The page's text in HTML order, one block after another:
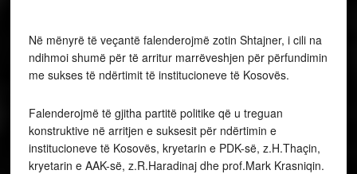
Në mënyrë të veçantë falenderojmë zotin Shtajner, i cili na
ndihmoi shumë për të arritur marrëveshjen për përfundimin
me sukses të ndërtimit të institucioneve të Kosovës.
Falenderojmë të gjitha partitë politike që u treguan
konstruktive në arritjen e suksesit për ndërtimin e
institucioneve të Kosovës, kryetarin e PDK-së, z.H.Thaçin,
kryetarin e AAK-së, z.R.Haradinaj dhe prof.Mark Krasniqin.